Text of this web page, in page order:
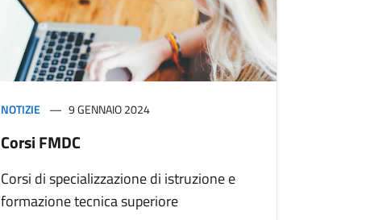
NOTIZIE 9 GENNAIO 2024
Corsi FMDC
Corsi di specializzazione di istruzione e
formazione tecnica superiore